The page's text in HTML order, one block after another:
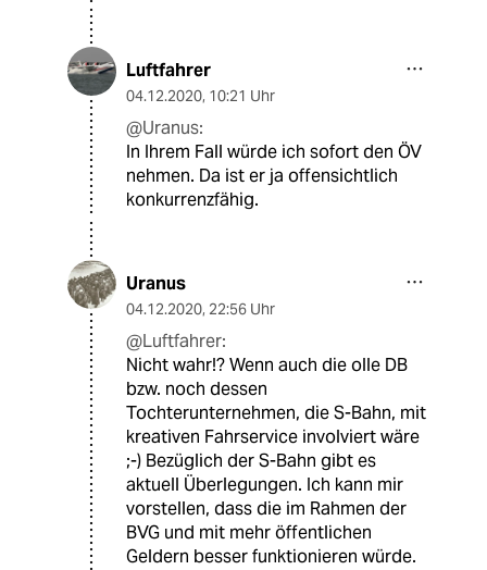
Luftfahrer
04.12.2020, 10:21 Uhr
@Uranus:
In Ihrem Fall würde ich sofort den ÖV
nehmen. Da ist er ja offensichtlich
konkurrenzfähig.
Uranus
04.12.2020, 22:56 Uhr
@Luftfahrer:
Nicht wahr!? Wenn auch die olle DB
bzw. noch dessen
Tochterunternehmen, die S-Bahn, mit
kreativen Fahrservice involviert wäre
;-) Bezüglich der S-Bahn gibt es
aktuell Überlegungen. Ich kann mir
vorstellen, dass die im Rahmen der
BVG und mit mehr öffentlichen
Geldern besser funktionieren würde.